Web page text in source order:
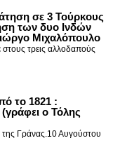
σε 3 Τούρκους
των δυο Ινδών
Μιχαλόπουλο
τρεις αλλοδαπούς
το 1821 :
ο Τόλης
της Γράνας.10 Αυγούστου